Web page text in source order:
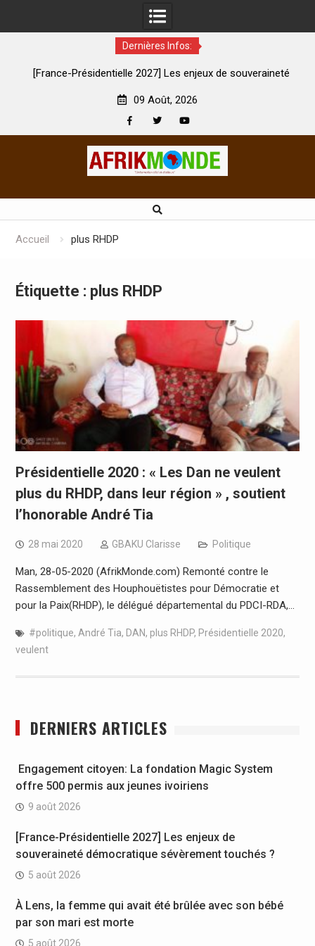
Dernières Infos:
2027] Les enjeux de souveraineté
À Lens, la femme
09 Août, 2026
Accueil plus RHDP
Étiquette : plus RHDP
Présidentielle 2020 : « Les Dan ne veulent
plus du RHDP, dans leur région » , soutient
l’honorable André Tia
28 mai 2020 GBAKU Clarisse Politique
Man, 28-05-2020 (AfrikMonde.com) Remonté contre le
Rassemblement des Houphouëtistes pour Démocratie et
pour la Paix(RHDP), le délégué départemental du PDCI-RDA,…
#politique, André Tia, DAN, plus RHDP, Présidentielle 2020,
veulent
DERNIERS ARTICLES
Engagement citoyen: La fondation Magic System
offre 500 permis aux jeunes ivoiriens
9 août 2026
[France-Présidentielle 2027] Les enjeux de
souveraineté démocratique sévèrement touchés ?
5 août 2026
À Lens, la femme qui avait été brûlée avec son bébé
par son mari est morte
5 août 2026